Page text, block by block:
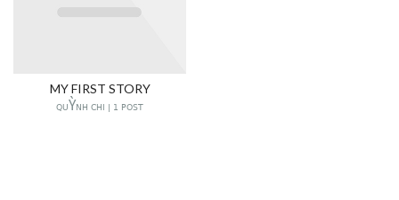
MY FIRST STORY
QUỲNH CHI | 1 POST